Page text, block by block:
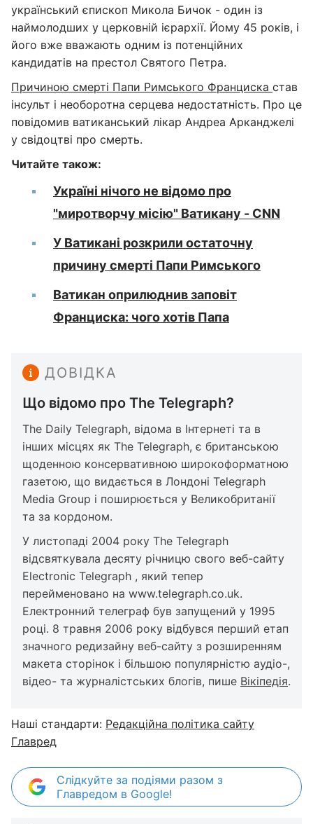
український єпископ Микола Бичок - один із
наймолодших у церковній ієрархії. Йому 45 років, і
його вже вважають одним із потенційних
кандидатів на престол Святого Петра.
Причиною смерті Папи Римського Франциска став
інсульт і необоротна серцева недостатність. Про це
повідомив ватиканський лікар Андреа Арканджелі
у свідоцтві про смерть.
Читайте також:
Україні нічого не відомо про
"миротворчу місію" Ватикану - CNN
У Ватикані розкрили остаточну
причину смерті Папи Римського
Ватикан оприлюднив заповіт
Франциска: чого хотів Папа
ДОВІДКА
Що відомо про The Telegraph?
The Daily Telegraph, відома в Інтернеті та в
інших місцях як The Telegraph, є британською
щоденною консервативною широкоформатною
газетою, що видається в Лондоні Telegraph
Media Group і поширюється у Великобританії
та за кордоном.
У листопаді 2004 року The Telegraph
відсвяткувала десяту річницю свого веб-сайту
Electronic Telegraph , який тепер
перейменовано на www.telegraph.co.uk.
Електронний телеграф був запущений у 1995
році. 8 травня 2006 року відбувся перший етап
значного редизайну веб-сайту з розширенням
макета сторінок і більшою популярністю аудіо-,
відео- та журналістських блогів, пише Вікіпедія.
Наші стандарти: Редакційна політика сайту
Главред
Слідкуйте за подіями разом з
Главредом в Google!